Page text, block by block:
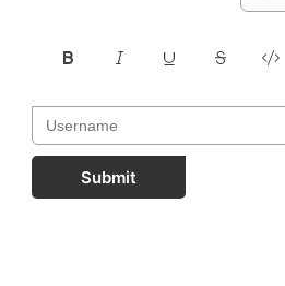
Submit